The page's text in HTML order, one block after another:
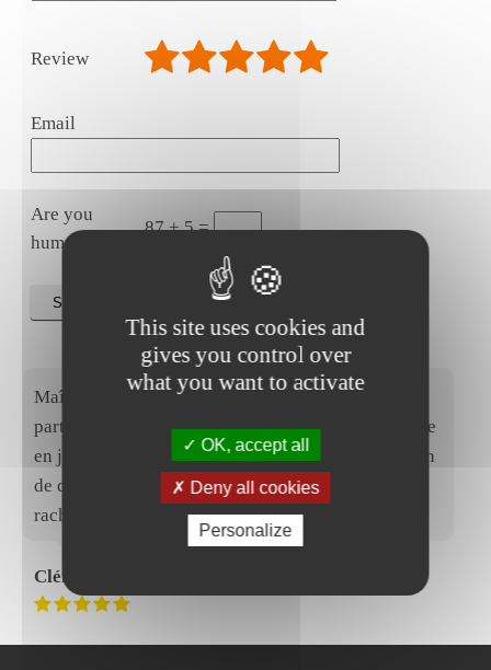
Review
Email
Are you
human?
87 + 5 =
SUBMIT
Maître Amado et Maître Chabernaud ont réalisé la
partie juridique de la restructuration de mon groupe
en janvier 2018 (création d'une holding, liquidation
de deux sociétés, cession de branche d'activité,
rachat de parts de sociétés, création (...)
Clémence Pras
This site uses cookies and
gives you control over
what you want to activate
OK, accept all
Deny all cookies
Personalize